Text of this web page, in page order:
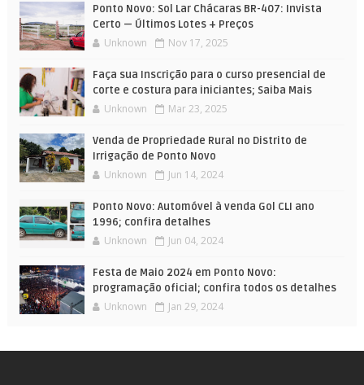
Ponto Novo: Sol Lar Chácaras BR-407: Invista
Certo — Últimos Lotes + Preços
Unknown Nov 17, 2025
Faça sua Inscrição para o curso presencial de
corte e costura para iniciantes; Saiba Mais
Unknown Mar 23, 2025
Venda de Propriedade Rural no Distrito de
Irrigação de Ponto Novo
Unknown Jun 14, 2024
Ponto Novo: Automóvel à venda Gol CLI ano
1996; confira detalhes
Unknown Jun 04, 2024
Festa de Maio 2024 em Ponto Novo:
programação oficial; confira todos os detalhes
Unknown Jan 29, 2024